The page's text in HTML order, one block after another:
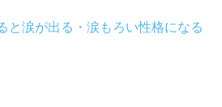
と涙が出る・涙もろい性格になる